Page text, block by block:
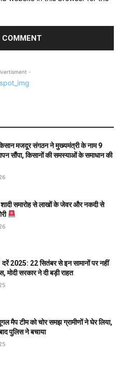
-
मजदूर संगठन ने मुख्यमंत्री के नाम 9
सौंपा, किसानों की समस्याओं के समाधान की
समारोह से लाखों के जेवर और नकदी से
2025: 22 सितंबर से इन सामानों पर नहीं
मोदी सरकार ने दी बड़ी राहत
मैप टीम को चोर समझ ग्रामीणों ने घेर लिया,
पुलिस ने बचाया